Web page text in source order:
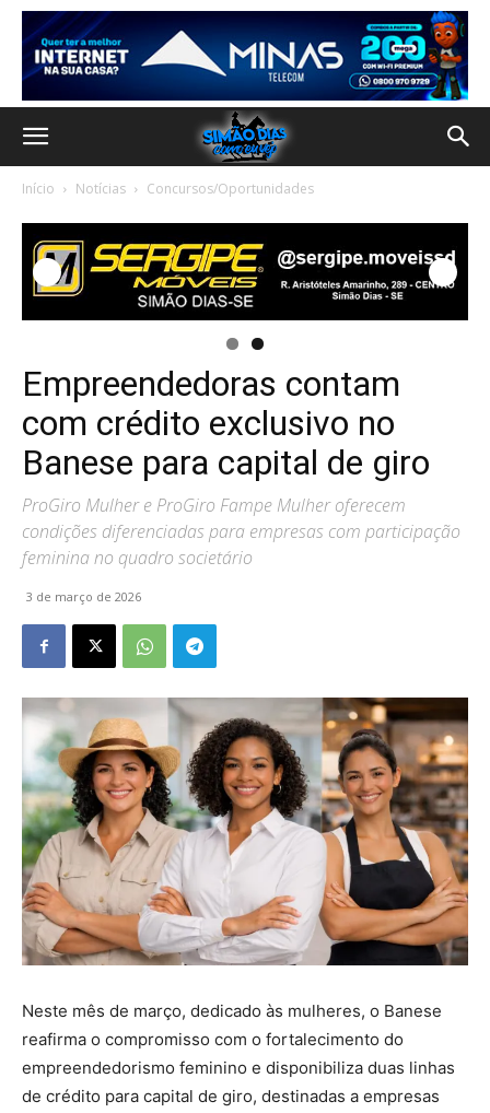
Início Notícias Concursos/Oportunidades
Empreendedoras contam
com crédito exclusivo no
Banese para capital de giro
ProGiro Mulher e ProGiro Fampe Mulher oferecem
condições diferenciadas para empresas com participação
feminina no quadro societário
3 de março de 2026
Neste mês de março, dedicado às mulheres, o Banese
reafirma o compromisso com o fortalecimento do
empreendedorismo feminino e disponibiliza duas linhas
de crédito para capital de giro, destinadas a empresas